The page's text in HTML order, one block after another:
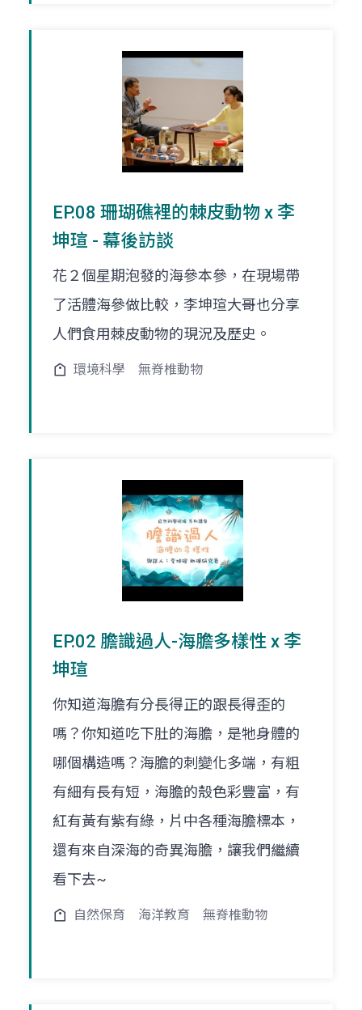
EP.08 珊瑚礁裡的棘皮動物 x 李
坤瑄 - 幕後訪談
花２個星期泡發的海參本參，在現場帶
了活體海參做比較，李坤瑄大哥也分享
人們食用棘皮動物的現況及歷史。
環境科學 無脊椎動物
EP.02 膽識過人-海膽多樣性 x 李
坤瑄
你知道海膽有分長得正的跟長得歪的
嗎？你知道吃下肚的海膽，是牠身體的
哪個構造嗎？海膽的刺變化多端，有粗
有細有長有短，海膽的殼色彩豐富，有
紅有黃有紫有綠，片中各種海膽標本，
還有來自深海的奇異海膽，讓我們繼續
看下去~
自然保育 海洋教育 無脊椎動物